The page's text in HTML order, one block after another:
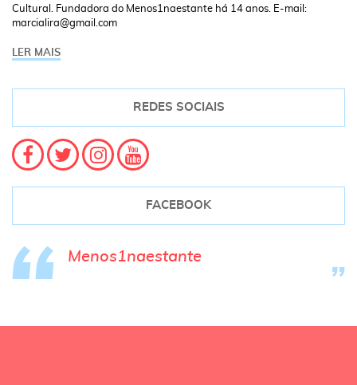
Cultural. Fundadora do Menos1naestante há 14 anos. E-mail:
marcialira@gmail.com
LER MAIS
REDES SOCIAIS
FACEBOOK
Menos1naestante